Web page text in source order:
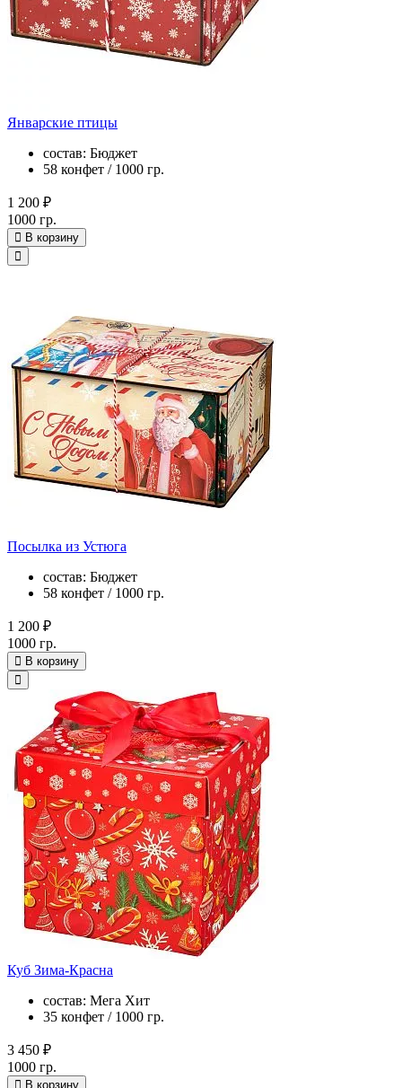
Январские птицы
состав: Бюджет
58 конфет / 1000 гр.
1 200 ₽
1000 гр.
В корзину
Посылка из Устюга
состав: Бюджет
58 конфет / 1000 гр.
1 200 ₽
1000 гр.
В корзину
Куб Зима-Красна
состав: Мега Хит
35 конфет / 1000 гр.
3 450 ₽
1000 гр.
В корзину